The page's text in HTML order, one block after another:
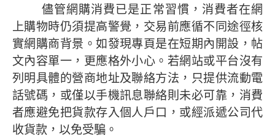
儘管網購消費已是正常習慣，消費者在網
上購物時仍須提高警覺，交易前應循不同途徑核
實網購商背景。如發現專頁是在短期內開設，帖
文內容單一，更應格外小心。若網站或平台沒有
列明具體的營商地址及聯絡方法，只提供流動電
話號碼，或僅以手機訊息聯絡則未必可靠，消費
者應避免把貨款存入個人戶口，或經派遞公司代
收貨款，以免受騙。